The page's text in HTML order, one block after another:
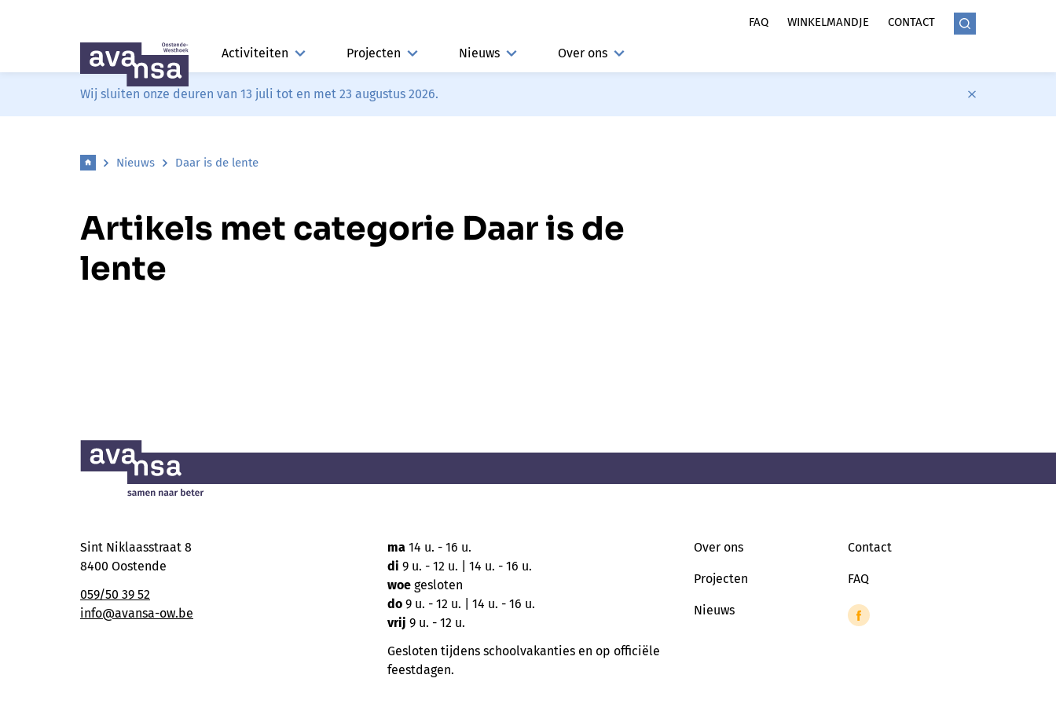
FAQ WINKELMANDJE CONTACT
Activiteiten Projecten Nieuws Over ons
Wij sluiten onze deuren van 13 juli tot en met 23 augustus 2026.
Nieuws Daar is de lente
Artikels met categorie Daar is de
lente
Sint Niklaasstraat 8
8400 Oostende
059/50 39 52
info@avansa-ow.be
ma 14 u. - 16 u.
di 9 u. - 12 u. | 14 u. - 16 u.
woe gesloten
do 9 u. - 12 u. | 14 u. - 16 u.
vrij 9 u. - 12 u.
Gesloten tijdens schoolvakanties en op officiële
feestdagen.
Over ons
Projecten
Nieuws
Contact
FAQ